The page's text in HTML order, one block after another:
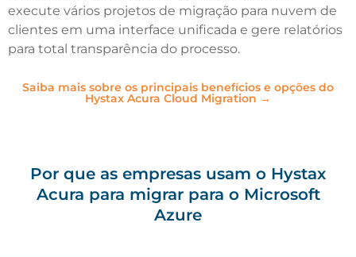
execute vários projetos de migração para nuvem de
clientes em uma interface unificada e gere relatórios
para total transparência do processo.
Saiba mais sobre os principais benefícios e opções do
Hystax Acura Cloud Migration →
Por que as empresas usam o Hystax
Acura para migrar para o Microsoft
Azure